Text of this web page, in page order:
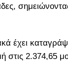
έχει
στις 2.374,65